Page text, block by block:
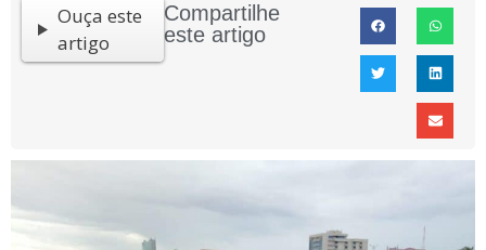
Ouça este
artigo
Compartilhe
este artigo